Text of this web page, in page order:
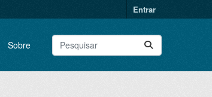
Entrar
Sobre